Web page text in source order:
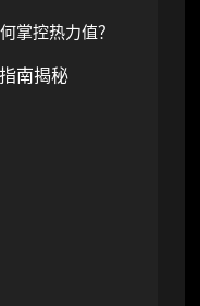
掌控热力值？